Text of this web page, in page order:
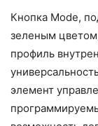
Кнопка Mode,
зеленым
профиль
элемент